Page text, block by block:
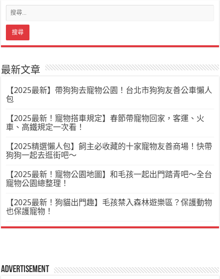
最新文章
【2025最新】帶狗狗去寵物公園！台北市狗狗友善公車懶人
包
【2025最新！寵物搭車規定】春節帶寵物回家，客運、火
車、高鐵規定一次看！
【2025精選懶人包】飼主必收藏的十家寵物友善商場！快帶
狗狗一起去逛街吧～
【2025最新！寵物公園地圖】和毛孩一起出門踏青吧～全台
寵物公園總整理！
【2025最新！狗貓出門趣】毛孩禁入森林遊樂區？保護動物
也保護寵物！
Advertisement